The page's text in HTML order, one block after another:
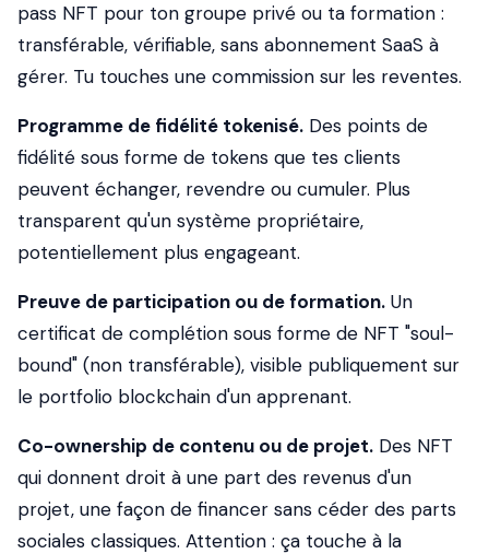
pass NFT pour ton groupe privé ou ta formation :
transférable, vérifiable, sans abonnement SaaS à
gérer. Tu touches une commission sur les reventes.
Programme de fidélité tokenisé. Des points de
fidélité sous forme de tokens que tes clients
peuvent échanger, revendre ou cumuler. Plus
transparent qu'un système propriétaire,
potentiellement plus engageant.
Preuve de participation ou de formation. Un
certificat de complétion sous forme de NFT "soul-
bound" (non transférable), visible publiquement sur
le portfolio blockchain d'un apprenant.
Co-ownership de contenu ou de projet. Des NFT
qui donnent droit à une part des revenus d'un
projet, une façon de financer sans céder des parts
sociales classiques. Attention : ça touche à la